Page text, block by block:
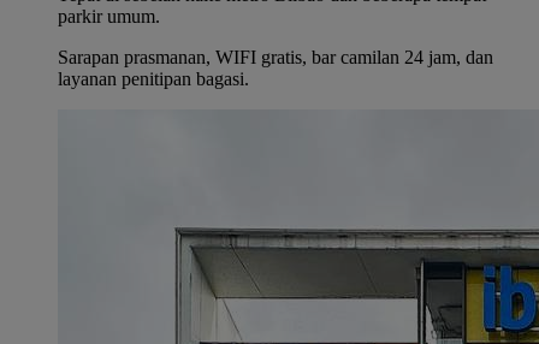
parkir umum.
Sarapan prasmanan, WIFI gratis, bar camilan 24 jam, dan
layanan penitipan bagasi.